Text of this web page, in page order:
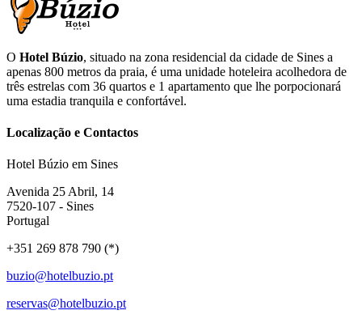
O Hotel Búzio, situado na zona residencial da cidade de Sines a
apenas 800 metros da praia, é uma unidade hoteleira acolhedora de
três estrelas com 36 quartos e 1 apartamento que lhe porpocionará
uma estadia tranquila e confortável.
Localização e Contactos
Hotel Búzio em Sines
Avenida 25 Abril, 14
7520-107 - Sines
Portugal
+351 269 878 790 (*)
buzio@hotelbuzio.pt
reservas@hotelbuzio.pt